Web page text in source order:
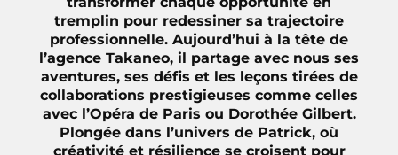
tremplin pour redessiner sa trajectoire
professionnelle. Aujourd’hui à la tête de
l’agence Takaneo, il partage avec nous ses
aventures, ses défis et les leçons tirées de
collaborations prestigieuses comme celles
avec l’Opéra de Paris ou Dorothée Gilbert.
Plongée dans l’univers de Patrick, où
créativité et résilience se croisent pour